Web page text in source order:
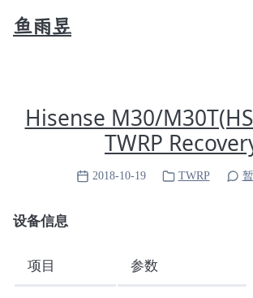
鱼雨昱
Hisense M30/
TWRP
2018-10-19 TWRP
设备信息
项目 参数